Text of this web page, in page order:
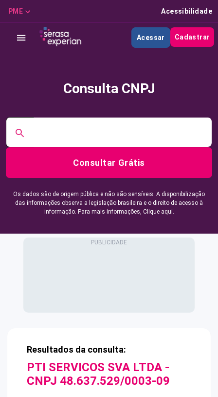
PME Acessibilidade
Acessar Cadastrar
Consulta CNPJ
Consultar Grátis
Os dados são de origem pública e não são sensíveis. A disponibilização
das informações observa a legislação brasileira e o direito de acesso à
informação. Para mais informações, Clique aqui.
Resultados da consulta:
PTI SERVICOS SVA LTDA -
CNPJ 48.637.529/0003-09